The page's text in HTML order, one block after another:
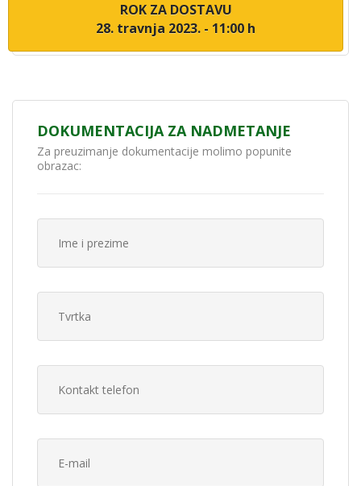
ROK ZA DOSTAVU
28. travnja 2023. - 11:00 h
DOKUMENTACIJA ZA NADMETANJE
Za preuzimanje dokumentacije molimo popunite
obrazac: